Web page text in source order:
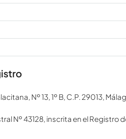
Nº 13, 1º B, C.P. 29013,
Nº 43128, inscrita en el Registro